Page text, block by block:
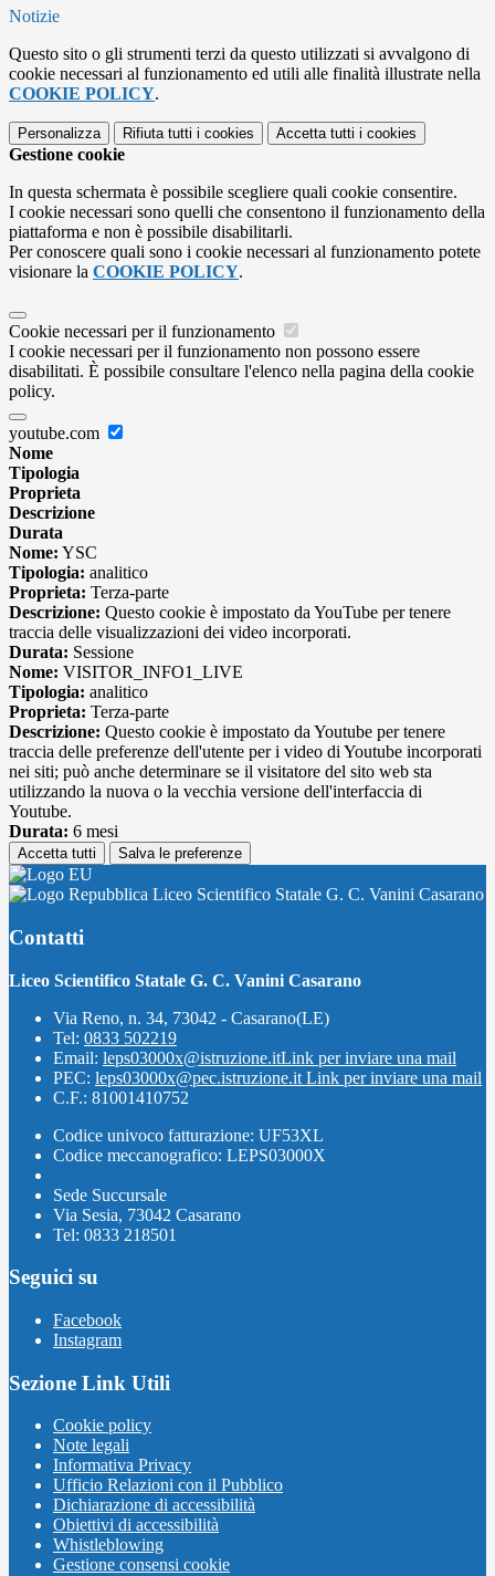
Notizie
Questo sito o gli strumenti terzi da questo utilizzati si avvalgono di
cookie necessari al funzionamento ed utili alle finalità illustrate nella
COOKIE POLICY.
Personalizza Rifiuta tutti i cookies Accetta tutti i cookies
Gestione cookie
In questa schermata è possibile scegliere quali cookie consentire.
I cookie necessari sono quelli che consentono il funzionamento della
piattaforma e non è possibile disabilitarli.
Per conoscere quali sono i cookie necessari al funzionamento potete
visionare la COOKIE POLICY.
Cookie necessari per il funzionamento
I cookie necessari per il funzionamento non possono essere
disabilitati. È possibile consultare l'elenco nella pagina della cookie
policy.
youtube.com
Nome
Tipologia
Proprieta
Descrizione
Durata
Nome: YSC
Tipologia: analitico
Proprieta: Terza-parte
Descrizione: Questo cookie è impostato da YouTube per tenere
traccia delle visualizzazioni dei video incorporati.
Durata: Sessione
Nome: VISITOR_INFO1_LIVE
Tipologia: analitico
Proprieta: Terza-parte
Descrizione: Questo cookie è impostato da Youtube per tenere
traccia delle preferenze dell'utente per i video di Youtube incorporati
nei siti; può anche determinare se il visitatore del sito web sta
utilizzando la nuova o la vecchia versione dell'interfaccia di
Youtube.
Durata: 6 mesi
Accetta tutti Salva le preferenze
Liceo Scientifico Statale G. C. Vanini Casarano
Contatti
Liceo Scientifico Statale G. C. Vanini Casarano
Via Reno, n. 34, 73042 - Casarano(LE)
Tel: 0833 502219
Email: leps03000x@istruzione.itLink per inviare una mail
PEC: leps03000x@pec.istruzione.it Link per inviare una mail
C.F.: 81001410752
Codice univoco fatturazione: UF53XL
Codice meccanografico: LEPS03000X
Sede Succursale
Via Sesia, 73042 Casarano
Tel: 0833 218501
Seguici su
Facebook
Instagram
Sezione Link Utili
Cookie policy
Note legali
Informativa Privacy
Ufficio Relazioni con il Pubblico
Dichiarazione di accessibilità
Obiettivi di accessibilità
Whistleblowing
Gestione consensi cookie